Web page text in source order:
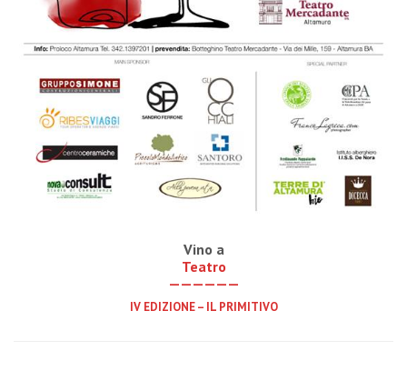
Vino a
Teatro
——————
IV EDIZIONE – IL PRIMITIVO